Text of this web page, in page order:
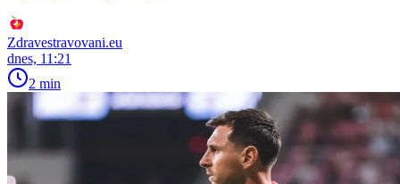
Zdravestravovani.eu
dnes, 11:21
2 min